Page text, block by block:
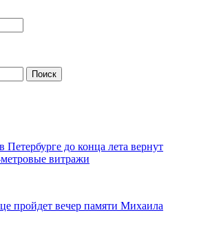
Петербурге до конца лета вернут
витражи
пройдет вечер памяти Михаила